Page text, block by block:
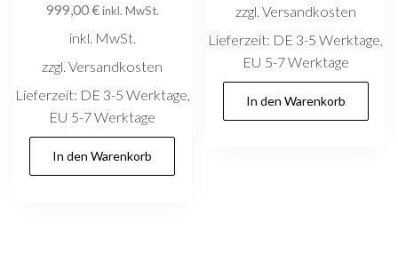
999,00€inkl. MwSt.
inkl. MwSt.
zzgl. Versandkosten
Lieferzeit: DE 3-5 Werktage,
EU 5-7 Werktage
In den Warenkorb
zzgl. Versandkosten
Lieferzeit: DE 3-5 Werktage,
EU 5-7 Werktage
In den Warenkorb